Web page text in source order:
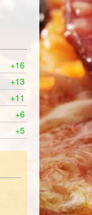
+16
+13
+11
+6
+5